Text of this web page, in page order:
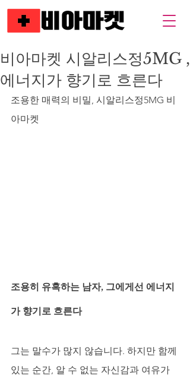
비아마켓 시알리스정5MG ,
에너지가 향기로 흐른다
조용한 매력의 비밀, 시알리스정5MG 비
아마켓
조용히 유혹하는 남자, 그에게선 에너지
가 향기로 흐른다
그는 말수가 많지 않습니다. 하지만 함께
있는 순간, 알 수 없는 자신감과 여유가